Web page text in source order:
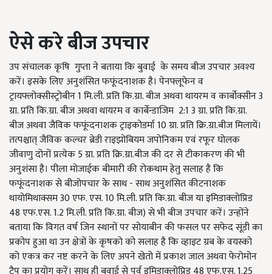
ऐसे करे बीज उपचार
उप संचालक कृषि गुप्ता ने बताया कि बुवाई के समय बीज उपचार अवश्य
करें। इसके लिए अनुशंसित फफूंदनाशक है। पेनफ्लूफेन व
ट्रायफ्लोक्सीस्ट्रोबीन 1 मि.ली. प्रति कि.ग्रा. बीज अथवा थायरम व कार्बोक्सीन 3
ग्रा. प्रति कि.ग्रा. बीज अथवा थायरम व कार्बेन्डाजिम 2:1 3 ग्रा. प्रति कि.ग्रा.
बीज अथवा जैविक फफूंदनाशक ट्राइकोडर्मा 10 ग्रा. प्रति क्रि.ग्रा.बीज मिलायें।
तत्पश्चात् जैविक कल्चर ब्रेडी राइझोबियम जपोनिकम एवं रफूर घोलक
जीवाणु दोनों प्रत्येक 5 ग्रा. प्रति क्रि.ग्रा.बीज की दर से टीकाकरण की भी
अनुशंसा है। पीला मोजाईक बीमारी की रोकथाम हेतु सलाह है कि
फफूंदनाशक से बीजोपचार के साथ - साथ अनुशंसित कीटनाशक
थायोमिथाक्सम 30 एफ. एस. 10 मि.ली. प्रति कि.ग्रा. बीज या इमिडाक्लोप्रिड
48 एफ.एस. 1.2 मि.ली. प्रति कि.ग्रा. बीज) से भी बीज उपचार करें। उन्होंने
बताया कि विगत वर्ष जिन स्थानों पर सोयाबीन की फसल पर सफेद सूंडी का
प्रकोप हुआ था उन क्षेत्रों के कृषको को सलाह है कि व्हाइट ग्रब के वयस्को
को एकत्र कर नष्ट करने के लिए अपने खेतो में प्रकाश जाल अथवा फेरोमोन